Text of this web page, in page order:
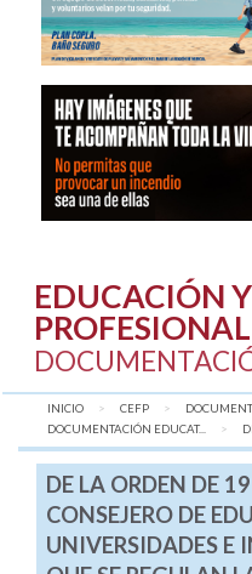
EDUCACIÓN
PROFESIONAL
INICIO CEFP
DOCUMENTACIÓN EDUCAT...
DE LA ORDEN DE
CONSEJERO DE
UNIVERSIDADES E